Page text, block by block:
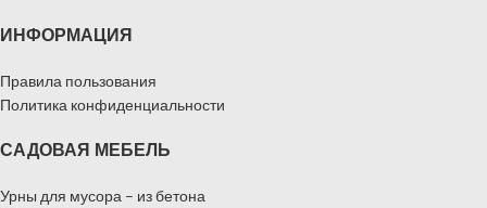
ИНФОРМАЦИЯ
Правила пользования
Политика конфиденциальности
САДОВАЯ МЕБЕЛЬ
Урны для мусора – из бетона